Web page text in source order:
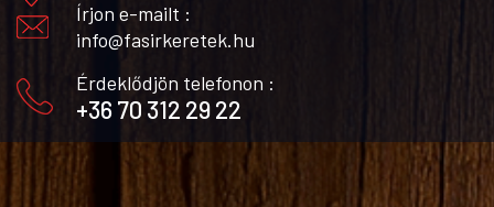
Írjon e-mailt :
info@fasirkeretek.hu
Érdeklődjön telefonon :
+36 70 312 29 22